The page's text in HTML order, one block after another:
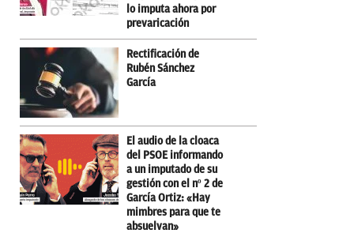
lo imputa ahora por
prevaricación
Rectificación de
Rubén Sánchez
García
El audio de la cloaca
del PSOE informando
a un imputado de su
gestión con el nº 2 de
García Ortiz: «Hay
mimbres para que te
absuelvan»